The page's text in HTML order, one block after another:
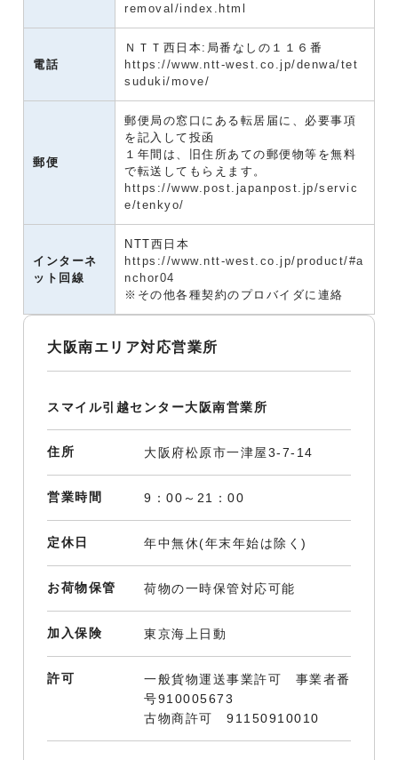
removal/index.html
電話
ＮＴＴ西日本:局番なしの１１６番
https://www.ntt-west.co.jp/denwa/tet
suduki/move/
郵便
郵便局の窓口にある転居届に、必要事項
を記入して投函
１年間は、旧住所あての郵便物等を無料
で転送してもらえます。
https://www.post.japanpost.jp/servic
e/tenkyo/
インターネ
ット回線
NTT西日本
https://www.ntt-west.co.jp/product/#a
nchor04
※その他各種契約のプロバイダに連絡
大阪南エリア対応営業所
スマイル引越センター大阪南営業所
住所 大阪府松原市一津屋3-7-14
営業時間 9：00～21：00
定休日 年中無休(年末年始は除く)
お荷物保管 荷物の一時保管対応可能
加入保険 東京海上日動
許可
一般貨物運送事業許可 事業者番
号910005673
古物商許可 91150910010